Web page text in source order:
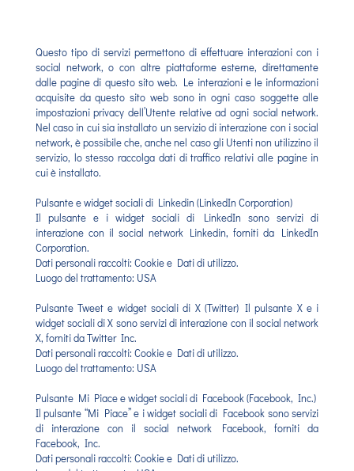
Questo tipo di servizi permettono di effettuare interazioni con i
social network, o con altre piattaforme esterne, direttamente
dalle pagine di questo sito web. Le interazioni e le informazioni
acquisite da questo sito web sono in ogni caso soggette alle
impostazioni privacy dell’Utente relative ad ogni social network.
Nel caso in cui sia installato un servizio di interazione con i social
network, è possibile che, anche nel caso gli Utenti non utilizzino il
servizio, lo stesso raccolga dati di traffico relativi alle pagine in
cui è installato.
Pulsante e widget sociali di Linkedin (LinkedIn Corporation)
Il pulsante e i widget sociali di LinkedIn sono servizi di
interazione con il social network Linkedin, forniti da LinkedIn
Corporation.
Dati personali raccolti: Cookie e Dati di utilizzo.
Luogo del trattamento: USA
Pulsante Tweet e widget sociali di X (Twitter) Il pulsante X e i
widget sociali di X sono servizi di interazione con il social network
X, forniti da Twitter Inc.
Dati personali raccolti: Cookie e Dati di utilizzo.
Luogo del trattamento: USA
Pulsante Mi Piace e widget sociali di Facebook (Facebook, Inc.)
Il pulsante “Mi Piace” e i widget sociali di Facebook sono servizi
di interazione con il social network Facebook, forniti da
Facebook, Inc.
Dati personali raccolti: Cookie e Dati di utilizzo.